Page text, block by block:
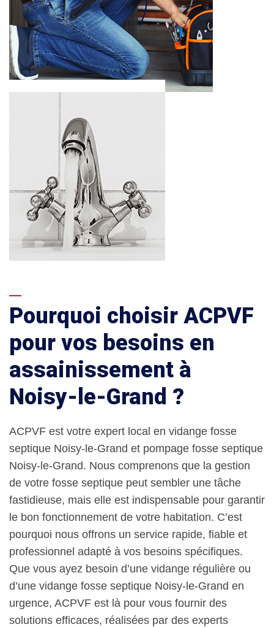
Pourquoi choisir ACPVF
pour vos besoins en
assainissement à
Noisy-le-Grand ?
ACPVF est votre expert local en vidange fosse
septique Noisy-le-Grand et pompage fosse septique
Noisy-le-Grand. Nous comprenons que la gestion
de votre fosse septique peut sembler une tâche
fastidieuse, mais elle est indispensable pour garantir
le bon fonctionnement de votre habitation. C’est
pourquoi nous offrons un service rapide, fiable et
professionnel adapté à vos besoins spécifiques.
Que vous ayez besoin d’une vidange régulière ou
d’une vidange fosse septique Noisy-le-Grand en
urgence, ACPVF est là pour vous fournir des
solutions efficaces, réalisées par des experts